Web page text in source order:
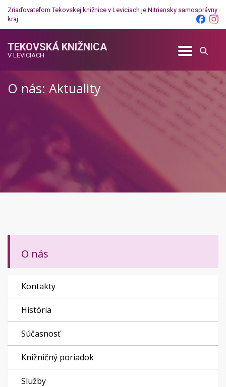
Zriaďovateľom Tekovskej knižnice v Leviciach je Nitriansky samosprávny
kraj
TEKOVSKÁ KNIŽNICA
V LEVICIACH
O nás: Aktuality
O nás
Kontakty
História
Súčasnosť
Knižničný poriadok
Služby